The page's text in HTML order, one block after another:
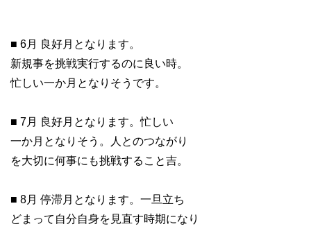
■ 6月 良好月となります。
新規事を挑戦実行するのに良い時。
忙しい一か月となりそうです。
■ 7月 良好月となります。忙しい
一か月となりそう。人とのつながり
を大切に何事にも挑戦すること吉。
■ 8月 停滞月となります。一旦立ち
どまって自分自身を見直す時期になり